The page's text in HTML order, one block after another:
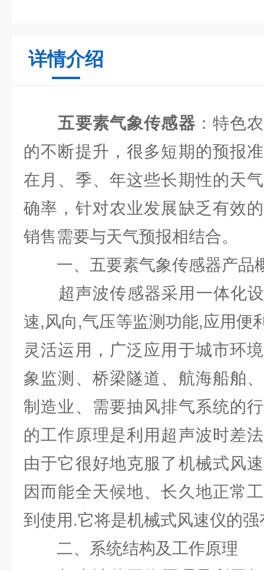
详情介绍
五要素气象传感器 ：特色
的不断提升，很多短期的预报
在月、季、年这些长期性的天
确率，针对农业发展缺乏有效
销售需要与天气预报相结合。
一、五要素气象传感器产品
超声波传感器采用一体化设
速,风向,气压等监测功能,应用便
灵活运用，广泛应用于城市环
象监测、桥梁隧道、航海船舶
制造业、需要抽风排气系统的
的工作原理是利用超声波时差
由于它很好地克服了机械式风
因而能全天候地、长久地正常
到使用.它将是机械式风速仪的
二、系统结构及工作原理